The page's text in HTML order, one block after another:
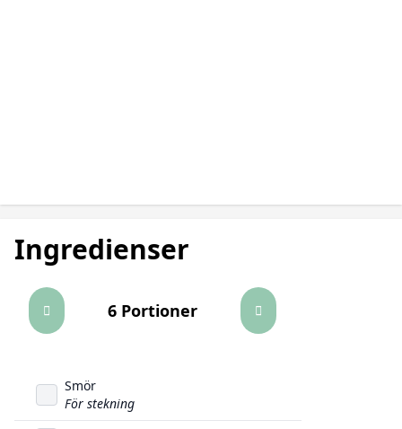
Ingredienser
6 Portioner
Smör
För stekning